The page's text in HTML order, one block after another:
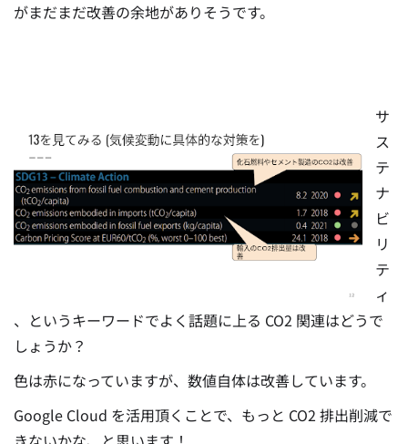
がまだまだ改善の余地がありそうです。
サ
ス
テ
ナ
ビ
リ
テ
ィ
、というキーワードでよく話題に上る CO2 関連はどうで
しょうか？
色は赤になっていますが、数値自体は改善しています。
Google Cloud を活用頂くことで、もっと CO2 排出削減で